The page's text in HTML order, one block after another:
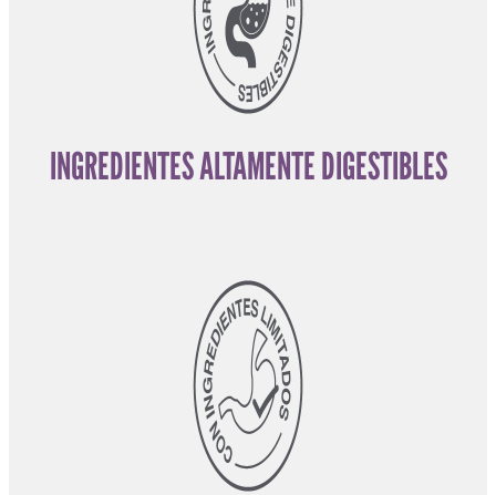
INGREDIENTES ALTAMENTE DIGESTIBLES